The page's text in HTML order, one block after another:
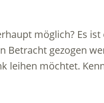
möglich? Es
Betracht gezogen
leihen möchtet.